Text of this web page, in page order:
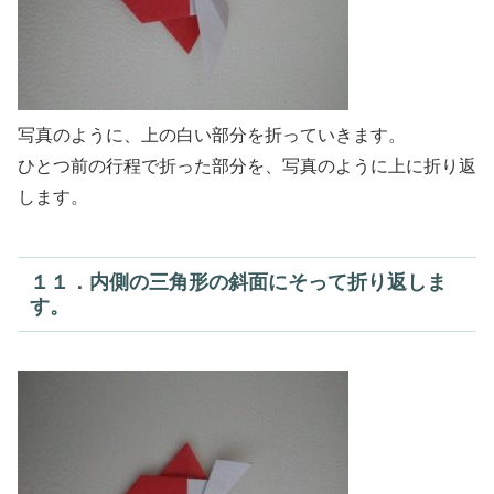
写真のように、上の白い部分を折っていきます。
ひとつ前の行程で折った部分を、写真のように上に折り返
します。
１１．内側の三角形の斜面にそって折り返しま
す。